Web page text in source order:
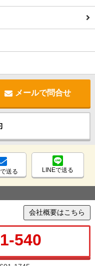
メールで問合せ
送る LINEで送る
会社概要はこちら
540